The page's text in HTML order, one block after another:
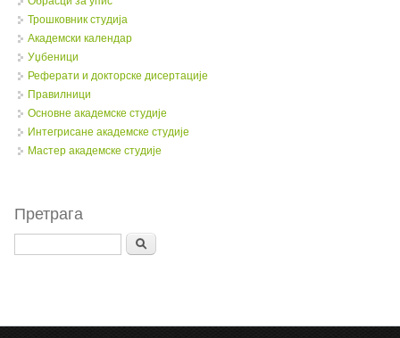
Трошковник студија
Академски календар
Уџбеници
Реферати и докторске дисертације
Правилници
Oсновне академске студије
Интегрисане академске студије
Мастер академске студије
Претрага
Search